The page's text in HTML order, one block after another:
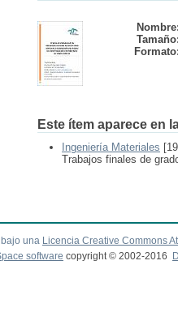
Este ítem aparece en
Ingeniería Materiales
Trabajos finales de
bajo una Licencia Creative Commons
software copyright © 2002-2016